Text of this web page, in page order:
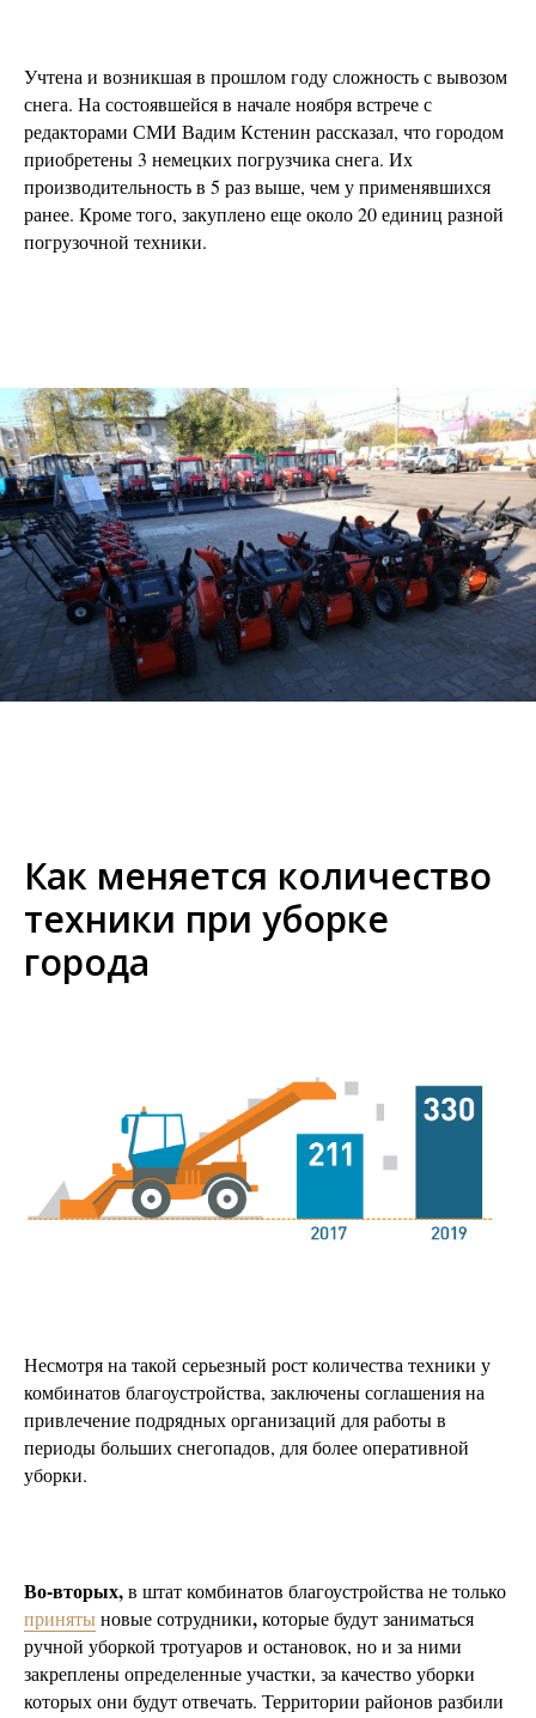
Учтена и возникшая в прошлом году сложность с вывозом
снега. На состоявшейся в начале ноября встрече с
редакторами СМИ Вадим Кстенин рассказал, что городом
приобретены 3 немецких погрузчика снега. Их
производительность в 5 раз выше, чем у применявшихся
ранее. Кроме того, закуплено еще около 20 единиц разной
погрузочной техники.
Как меняется количество
техники при уборке
города
Несмотря на такой серьезный рост количества техники у
комбинатов благоустройства, заключены соглашения на
привлечение подрядных организаций для работы в
периоды больших снегопадов, для более оперативной
уборки.
Во-вторых,в штат комбинатов благоустройства не только
принятыновые сотрудники,которые будут заниматься
ручной уборкой тротуаров и остановок, но и за ними
закреплены определенные участки, за качество уборки
которых они будут отвечать. Территории районов разбили